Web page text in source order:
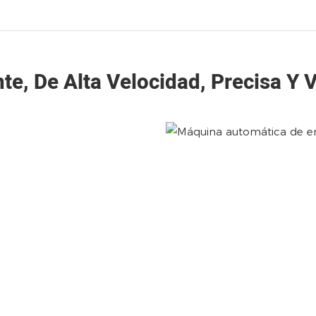
De Alta Velocidad, Precisa Y